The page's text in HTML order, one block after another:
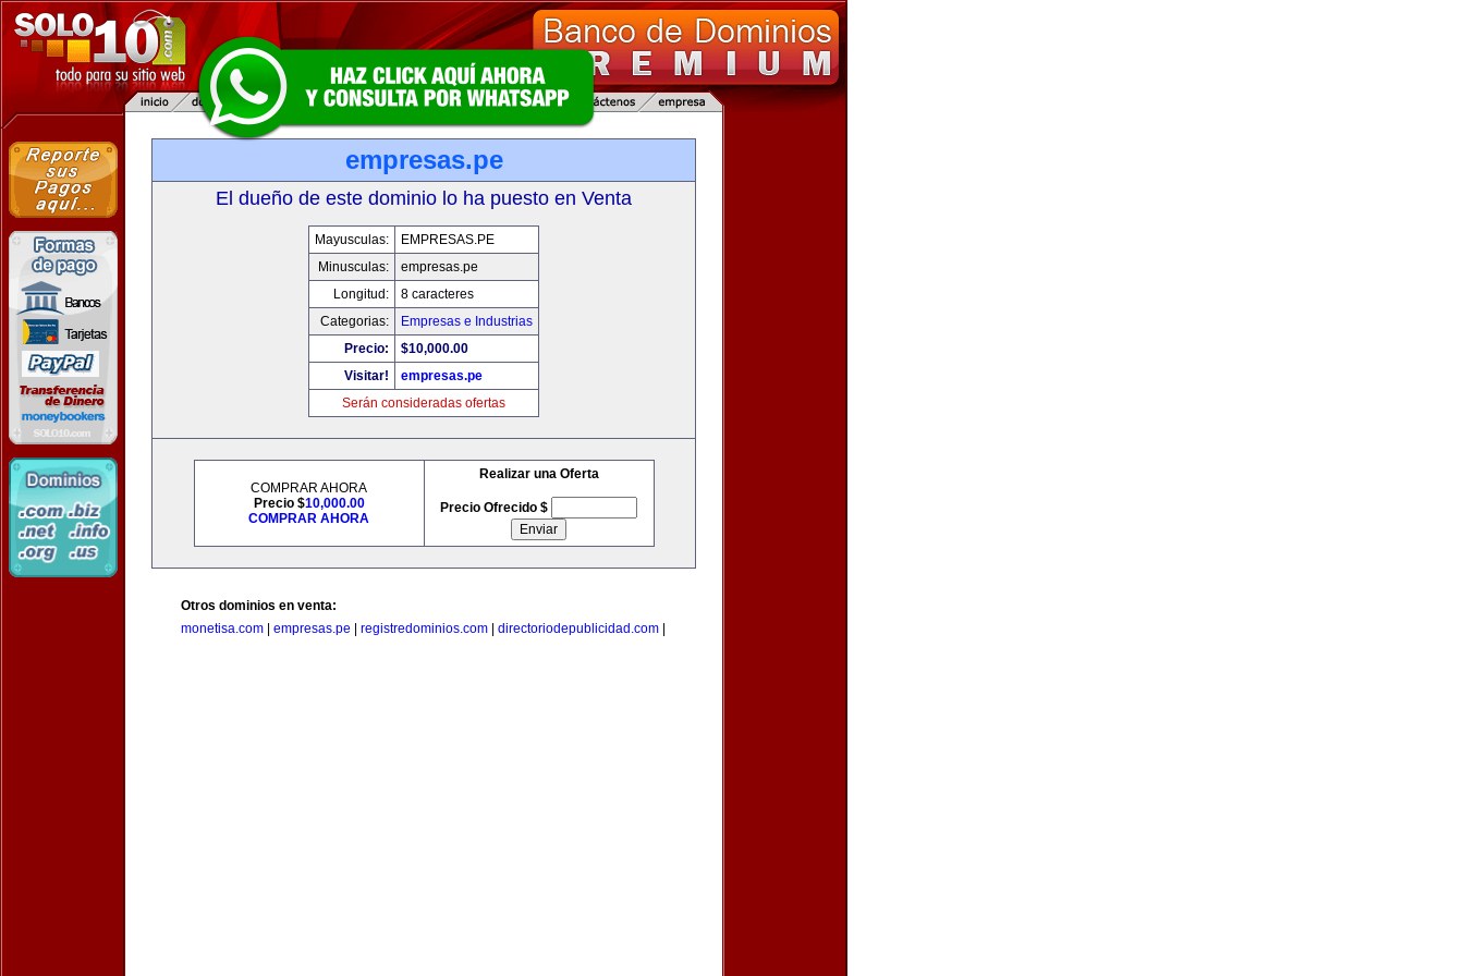
empresas.pe
El dueño de este dominio lo ha puesto en Venta
Mayusculas:
EMPRESAS.PE
Minusculas:
empresas.pe
Longitud:
8 caracteres
Categorias:
Empresas e Industrias
Precio:
$10,000.00
Visitar!
empresas.pe
Serán consideradas ofertas
COMPRAR AHORA
Precio $10,000.00
COMPRAR AHORA
Realizar una Oferta
Precio Ofrecido $
Otros dominios en venta:
monetisa.com
empresas.pe registredominios.com directoriodepublicidad.com